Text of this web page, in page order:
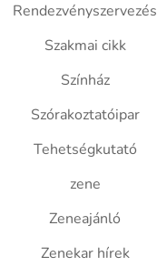
Rendezvényszervezés
Szakmai cikk
Színház
Szórakoztatóipar
Tehetségkutató
zene
Zeneajánló
Zenekar hírek